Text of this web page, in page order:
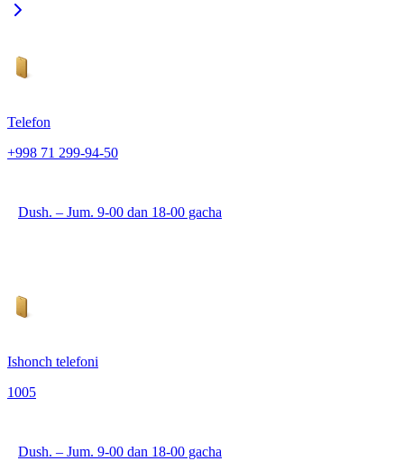
Telefon
+998 71 299-94-50
Dush. – Jum. 9-00 dan 18-00 gacha
Ishonch telefoni
1005
Dush. – Jum. 9-00 dan 18-00 gacha